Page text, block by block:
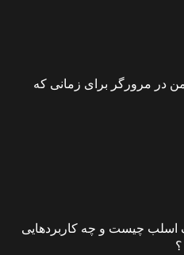
در مرورگر برای زمانی که
اسلب چیست و چه کاربردهایی
؟